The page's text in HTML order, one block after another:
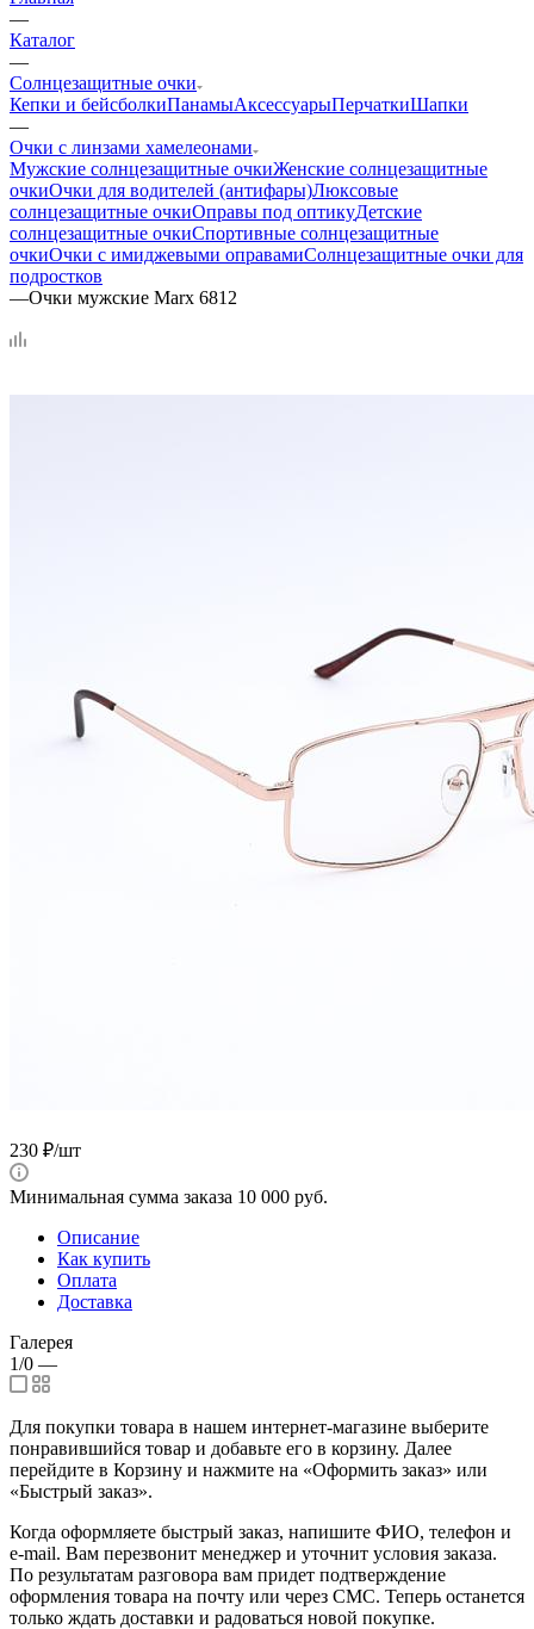
—
Каталог
—
Солнцезащитные очки
Кепки и бейсболкиПанамыАксессуарыПерчаткиШапки
—
Очки с линзами хамелеонами
Мужские солнцезащитные очкиЖенские солнцезащитные
очкиОчки для водителей (антифары)Люксовые
солнцезащитные очкиОправы под оптикуДетские
солнцезащитные очкиСпортивные солнцезащитные
очкиОчки с имиджевыми оправамиСолнцезащитные очки для
подростков
—Очки мужские Marx 6812
230 ₽/шт
Минимальная сумма заказа 10 000 руб.
Описание
Как купить
Оплата
Доставка
Галерея
1/0 —
Для покупки товара в нашем интернет-магазине выберите
понравившийся товар и добавьте его в корзину. Далее
перейдите в Корзину и нажмите на «Оформить заказ» или
«Быстрый заказ».
Когда оформляете быстрый заказ, напишите ФИО, телефон и
e-mail. Вам перезвонит менеджер и уточнит условия заказа.
По результатам разговора вам придет подтверждение
оформления товара на почту или через СМС. Теперь останется
только ждать доставки и радоваться новой покупке.